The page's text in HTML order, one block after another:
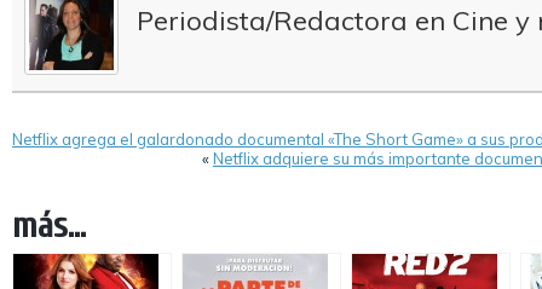
Periodista/Redactora en Cine y
Netflix agrega el galardonado documental «The Short Game» a sus
«Netflix adquiere su más importante
más...